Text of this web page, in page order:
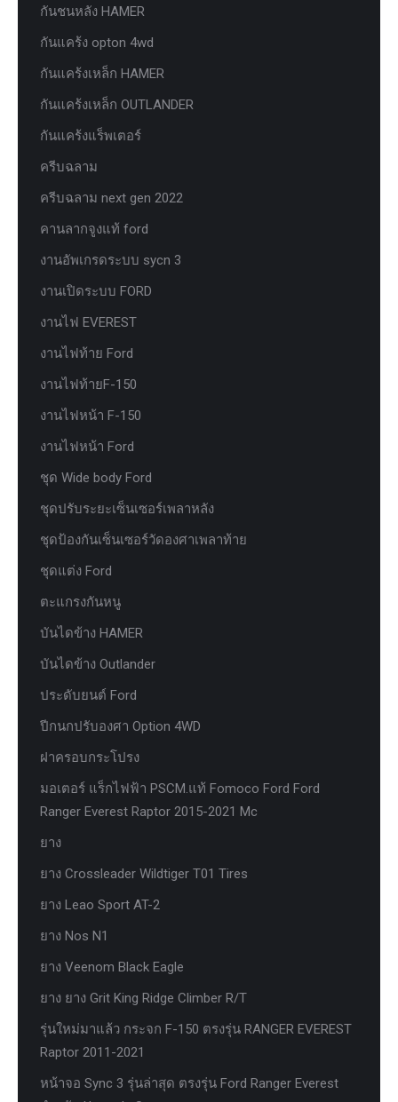
กันชนหลัง HAMER
กันแคร้ง opton 4wd
กันแคร้งเหล็ก HAMER
กันแคร้งเหล็ก OUTLANDER
กันแคร้งแร็พเตอร์
ครีบฉลาม
ครีบฉลาม next gen 2022
คานลากจูงแท้ ford
งานอัพเกรดระบบ sycn 3
งานเปิดระบบ FORD
งานไฟ EVEREST
งานไฟท้าย Ford
งานไฟท้ายF-150
งานไฟหน้า F-150
งานไฟหน้า Ford
ชุด Wide body Ford
ชุดปรับระยะเซ็นเซอร์เพลาหลัง
ชุดป้องกันเซ็นเซอร์วัดองศาเพลาท้าย
ชุดแต่ง Ford
ตะแกรงกันหนู
บันไดข้าง HAMER
บันไดข้าง Outlander
ประดับยนต์ Ford
ปีกนกปรับองศา Option 4WD
ฝาครอบกระโปรง
มอเตอร์ แร็กไฟฟ้า PSCM.แท้ Fomoco Ford Ford
Ranger Everest Raptor 2015-2021 Mc
ยาง
ยาง Crossleader Wildtiger T01 Tires
ยาง Leao Sport AT-2
ยาง Nos N1
ยาง Veenom Black Eagle
ยาง ยาง Grit King Ridge Climber R/T
รุ่นใหม่มาแล้ว กระจก F-150 ตรงรุ่น RANGER EVEREST
Raptor 2011-2021
หน้าจอ Sync 3 รุ่นล่าสุด ตรงรุ่น Ford Ranger Everest